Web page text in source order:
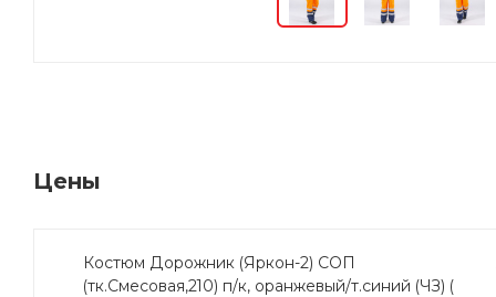
Цены
Костюм Дорожник (Яркон-2) СОП
(тк.Смесовая,210) п/к, оранжевый/т.синий (ЧЗ) (